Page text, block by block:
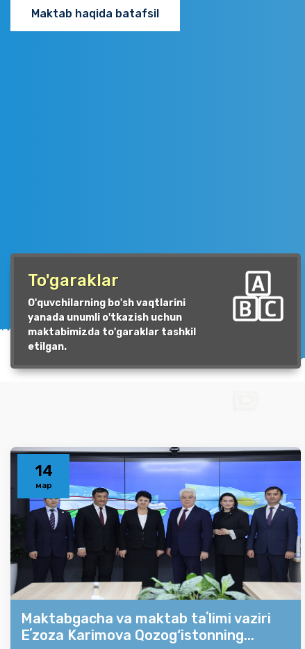
Maktab haqida batafsil
To'garaklar
O'quvchilarning bo'sh vaqtlarini
yanada unumli o'tkazish uchun
maktabimizda to'garaklar tashkil
etilgan.
14
мар
Maktabgacha va maktab taʼlimi vaziri
Eʼzoza Karimova Qozog‘istonning...